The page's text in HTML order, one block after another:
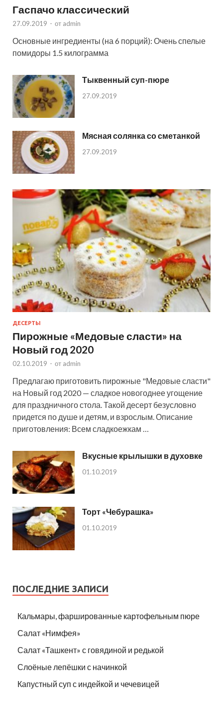
Гаспачо классический
27.09.2019 - от admin
Основные ингредиенты (на 6 порций): Очень спелые
помидоры 1.5 килограмма
Тыквенный суп-пюре
27.09.2019
Мясная солянка со сметанкой
27.09.2019
ДЕСЕРТЫ
Пирожные «Медовые сласти» на
Новый год 2020
02.10.2019 - от admin
Предлагаю приготовить пирожные "Медовые сласти"
на Новый год 2020 — сладкое новогоднее угощение
для праздничного стола. Такой десерт безусловно
придется по душе и детям, и взрослым. Описание
приготовления: Всем сладкоежкам …
Вкусные крылышки в духовке
01.10.2019
Торт «Чебурашка»
01.10.2019
ПОСЛЕДНИЕ ЗАПИСИ
Кальмары, фаршированные картофельным пюре
Салат «Нимфея»
Салат «Ташкент» с говядиной и редькой
Слоёные лепёшки с начинкой
Капустный суп с индейкой и чечевицей